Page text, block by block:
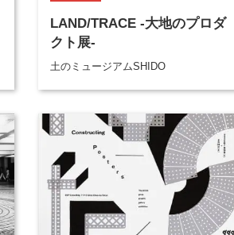
LAND/TRACE -大地のプロダ
クト展-
土のミュージアムSHIDO